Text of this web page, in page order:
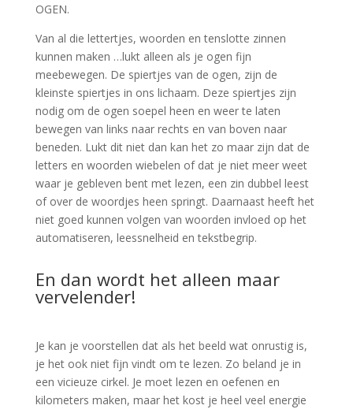
OGEN.
Van al die lettertjes, woorden en tenslotte zinnen
kunnen maken …lukt alleen als je ogen fijn
meebewegen. De spiertjes van de ogen, zijn de
kleinste spiertjes in ons lichaam. Deze spiertjes zijn
nodig om de ogen soepel heen en weer te laten
bewegen van links naar rechts en van boven naar
beneden. Lukt dit niet dan kan het zo maar zijn dat de
letters en woorden wiebelen of dat je niet meer weet
waar je gebleven bent met lezen, een zin dubbel leest
of over de woordjes heen springt. Daarnaast heeft het
niet goed kunnen volgen van woorden invloed op het
automatiseren, leessnelheid en tekstbegrip.
En dan wordt het alleen maar
vervelender!
Je kan je voorstellen dat als het beeld wat onrustig is,
je het ook niet fijn vindt om te lezen. Zo beland je in
een vicieuze cirkel. Je moet lezen en oefenen en
kilometers maken, maar het kost je heel veel energie